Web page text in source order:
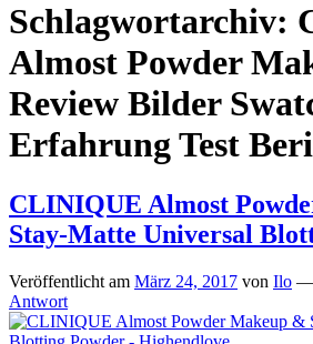
Schlagwortarchiv:
Almost Powder
Review Bilder
Erfahrung Test
CLINIQUE Almost
Stay-Matte Universal
Veröffentlicht am März 24, 2017 von Ilo —
Antwort